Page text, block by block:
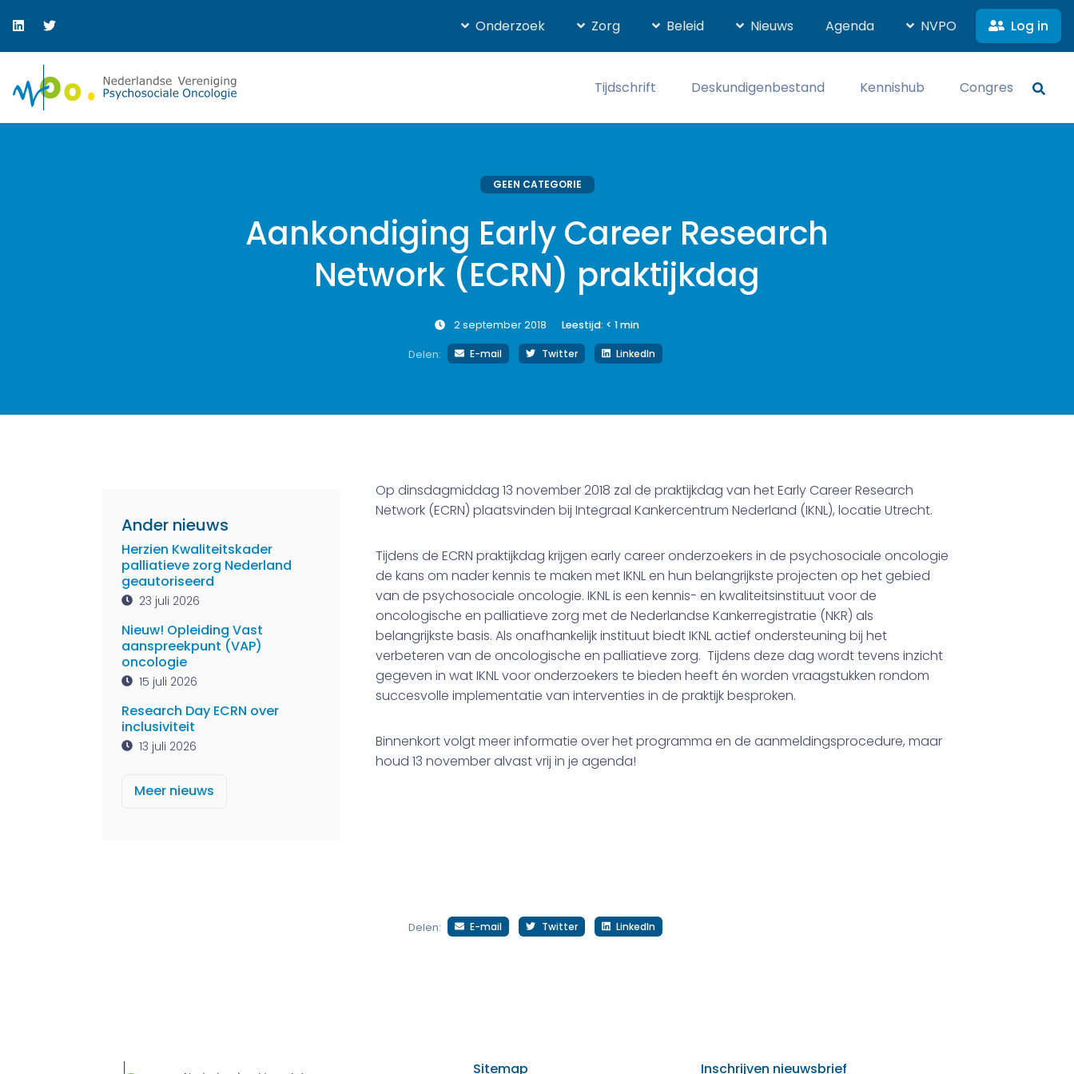
Onderzoek Zorg Beleid Nieuws Agenda NVPO Log in
Tijdschrift Deskundigenbestand Kennishub Congres
GEEN CATEGORIE
Aankondiging Early Career Research
Network (ECRN) praktijkdag
2 september 2018 Leestijd: < 1min
Delen: E-mail Twitter LinkedIn
Ander nieuws
Herzien Kwaliteitskader
palliatieve zorg Nederland
geautoriseerd
23 juli 2026
Nieuw! Opleiding Vast
aanspreekpunt (VAP)
oncologie
15 juli 2026
Research Day ECRN over
inclusiviteit
13 juli 2026
Meer nieuws
Op dinsdagmiddag 13 november 2018 zal de praktijkdag van het Early Career Research
Network (ECRN) plaatsvinden bij Integraal Kankercentrum Nederland (IKNL), locatie Utrecht.
Tijdens de ECRN praktijkdag krijgen early career onderzoekers in de psychosociale oncologie
de kans om nader kennis te maken met IKNL en hun belangrijkste projecten op het gebied
van de psychosociale oncologie. IKNL is een kennis- en kwaliteitsinstituut voor de
oncologische en palliatieve zorg met de Nederlandse Kankerregistratie (NKR) als
belangrijkste basis. Als onafhankelijk instituut biedt IKNL actief ondersteuning bij het
verbeteren van de oncologische en palliatieve zorg. Tijdens deze dag wordt tevens inzicht
gegeven in wat IKNL voor onderzoekers te bieden heeft én worden vraagstukken rondom
succesvolle implementatie van interventies in de praktijk besproken.
Binnenkort volgt meer informatie over het programma en de aanmeldingsprocedure, maar
houd 13 november alvast vrij in je agenda!
Delen: E-mail Twitter LinkedIn
Sitemap Inschrijven nieuwsbrief